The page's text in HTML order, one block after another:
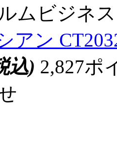
ムビジネ
アン
込) 2,827ポ